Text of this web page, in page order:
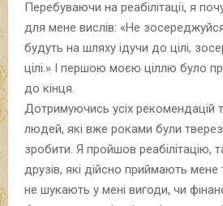
Перебуваючи на реабілітації, я
для мене вислів: «Не
будуть на шляху ідучи до цілі,
цілі.» І першою моєю ціллю було
до кінця.
Дотримуючись усіх рекомендацій
людей, які вже роками були тверезі
зробити. Я пройшов реабілітацію,
друзів, які дійсно приймають мене
не шукають у мені вигоди, чи